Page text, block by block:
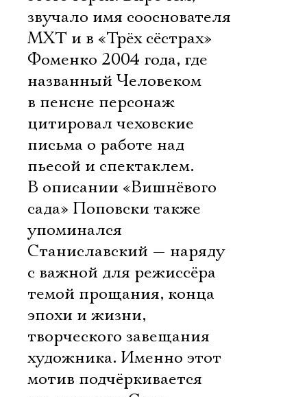
звучало имя сооснователя
МХТ и в «Трёх сёстрах»
Фоменко 2004 года, где
названный Человеком
в пенсне персонаж
цитировал чеховские
письма о работе над
пьесой и спектаклем.
В описании «Вишнёвого
сада» Поповски также
упоминался
Станиславский — наряду
с важной для режиссёра
темой прощания, конца
эпохи и жизни,
творческого завещания
художника. Именно этот
мотив подчёркивается